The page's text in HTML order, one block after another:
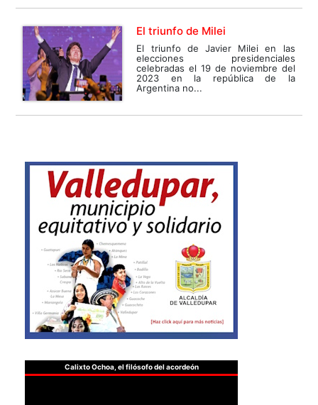
El triunfo de Milei
El triunfo de Javier Milei en las
elecciones presidenciales
celebradas el 19 de noviembre del
2023 en la república de la
Argentina no...
Calixto Ochoa, el filósofo del acordeón